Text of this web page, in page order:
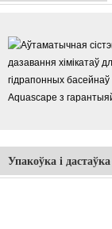
Упакоўка і дастаўка